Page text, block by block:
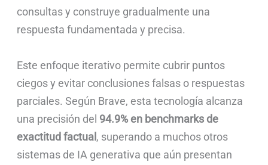
consultas y construye gradualmente una
respuesta fundamentada y precisa.
Este enfoque iterativo permite cubrir puntos
ciegos y evitar conclusiones falsas o respuestas
parciales. Según Brave, esta tecnología alcanza
una precisión del 94.9% en benchmarks de
exactitud factual, superando a muchos otros
sistemas de IA generativa que aún presentan